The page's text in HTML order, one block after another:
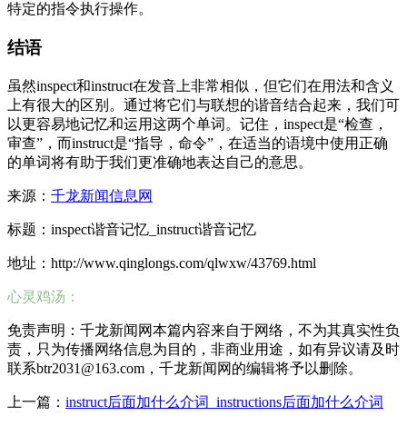
特定的指令执行操作。
结语
虽然inspect和instruct在发音上非常相似，但它们在用法和含义
上有很大的区别。通过将它们与联想的谐音结合起来，我们可
以更容易地记忆和运用这两个单词。记住，inspect是“检查，
审查”，而instruct是“指导，命令”，在适当的语境中使用正确
的单词将有助于我们更准确地表达自己的意思。
来源： 千龙新闻信息网
标题：inspect谐音记忆_instruct谐音记忆
地址：http://www.qinglongs.com/qlwxw/43769.html
心灵鸡汤：
免责声明：千龙新闻网本篇内容来自于网络，不为其真实性负
责，只为传播网络信息为目的，非商业用途，如有异议请及时
联系btr2031@163.com，千龙新闻网的编辑将予以删除。
上一篇： instruct后面加什么介词_instructions后面加什么介词